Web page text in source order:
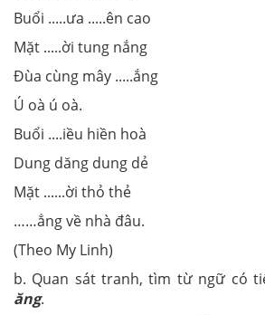
Buổi .....ưa .....ên cao
Mặt .....ời tung nắng
Đùa cùng mây .....ắng
Ú οà ú οà.
Buổi ....iều hiền hoà
Dung dăng dung dẻ
Mặt ......ời thỏ thẻ
……ẳng về nhà đâu.
(Theo My Linh)
b. Quan sát tranh, tìm từ ngữ có
ăng.